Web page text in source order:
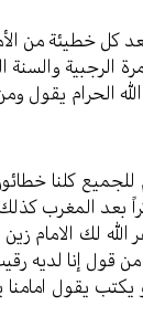
كل خطيئة من
الرجبية والسنة
الحرام يقول
للجميع كلنا
بعد المغرب
لك الامام
إنا لديه رقيب
يقول امامنا